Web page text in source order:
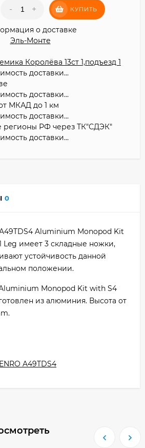
- + КУПИТЬ
о доставке
Эль-Монте
Королёва 13ст 1,подъезд 1
доставки...
доставки...
МКАД до 1 км
доставки...
регионы РФ через ТК"СДЭК"
доставки...
0
Aluminium Monopod Kit
Leg имеет 3 складные ножки,
устойчивость данной
положении.
Monopod Kit with S4
из алюминия. Высота от
A49TDS4